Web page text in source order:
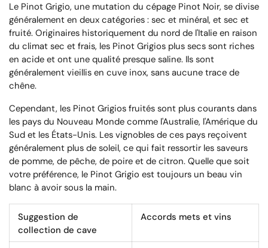
Le Pinot Grigio, une mutation du cépage Pinot Noir, se divise
généralement en deux catégories : sec et minéral, et sec et
fruité. Originaires historiquement du nord de l'Italie en raison
du climat sec et frais, les Pinot Grigios plus secs sont riches
en acide et ont une qualité presque saline. Ils sont
généralement vieillis en cuve inox, sans aucune trace de
chêne.
Cependant, les Pinot Grigios fruités sont plus courants dans
les pays du Nouveau Monde comme l'Australie, l'Amérique du
Sud et les États-Unis. Les vignobles de ces pays reçoivent
généralement plus de soleil, ce qui fait ressortir les saveurs
de pomme, de pêche, de poire et de citron. Quelle que soit
votre préférence, le Pinot Grigio est toujours un beau vin
blanc à avoir sous la main.
Suggestion de
collection de cave
Accords mets et vins